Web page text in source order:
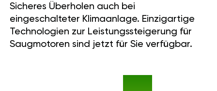
Sicheres Überholen auch bei
eingeschalteter Klimaanlage. Einzigartige
Technologien zur Leistungssteigerung für
Saugmotoren sind jetzt für Sie verfügbar.